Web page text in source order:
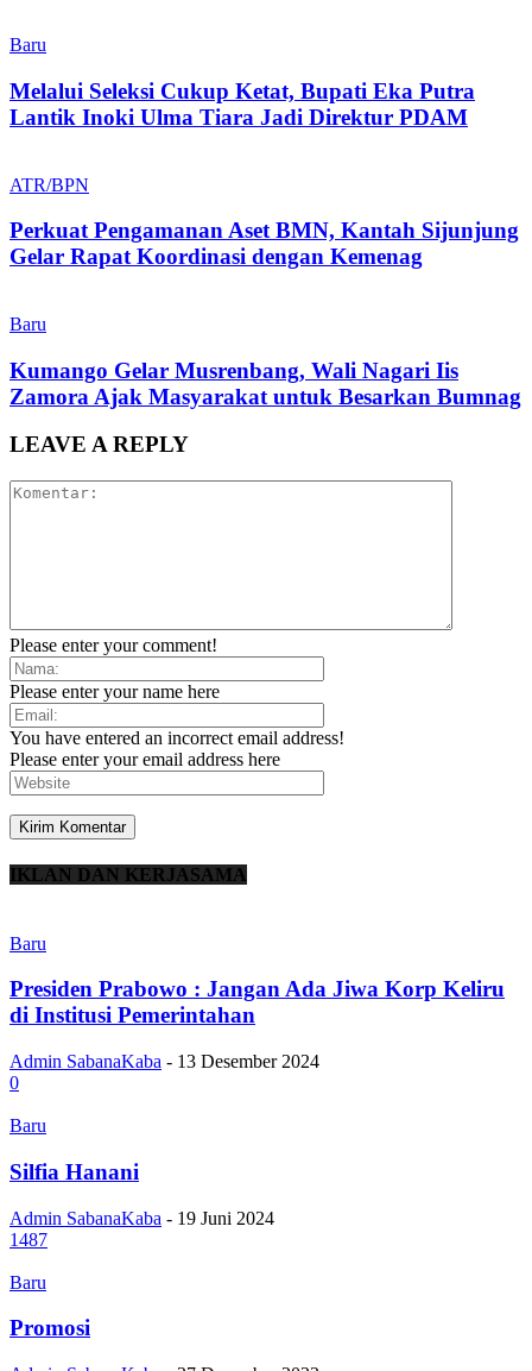
Baru
Melalui Seleksi Cukup Ketat, Bupati Eka Putra
Lantik Inoki Ulma Tiara Jadi Direktur PDAM
ATR/BPN
Perkuat Pengamanan Aset BMN, Kantah Sijunjung
Gelar Rapat Koordinasi dengan Kemenag
Baru
Kumango Gelar Musrenbang, Wali Nagari Iis
Zamora Ajak Masyarakat untuk Besarkan Bumnag
LEAVE A REPLY
Please enter your comment!
Please enter your name here
You have entered an incorrect email address!
Please enter your email address here
IKLAN DAN KERJASAMA
Baru
Presiden Prabowo : Jangan Ada Jiwa Korp Keliru
di Institusi Pemerintahan
Admin SabanaKaba - 13 Desember 2024
0
Baru
Silfia Hanani
Admin SabanaKaba - 19 Juni 2024
1487
Baru
Promosi